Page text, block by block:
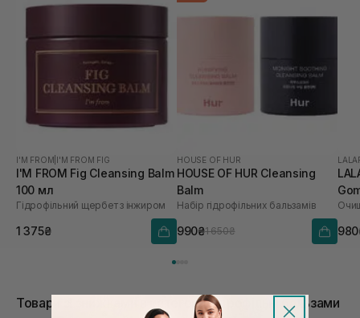
I'M FROM I'M FROM FIG
I'M FROM Fig Cleansing Balm
100 мл
Гідрофільний щербет з інжиром
1 375₴
HOUSE OF HUR
HOUSE OF HUR Cleansing
Balm
Набір гідрофільних бальзамів
990₴1 650₴
мл
Товари зі знижками в категорії Гідрофільні бальзами